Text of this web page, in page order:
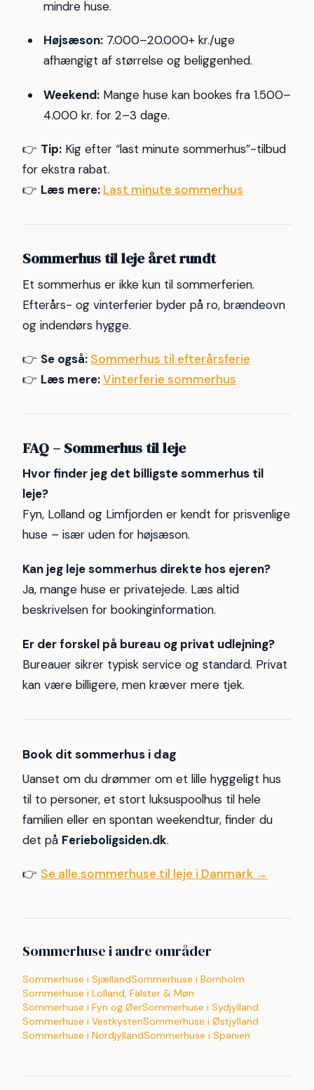
mindre huse.
Højsæson:7.000–20.000+ kr./uge
afhængigt af størrelse og beliggenhed.
Weekend:Mange huse kan bookes fra 1.500–
4.000 kr. for 2–3 dage.
👉 Tip: Kig efter “last minute sommerhus”-tilbud
for ekstra rabat.
👉 Læs mere: Last minute sommerhus
Sommerhus til leje året rundt
Et sommerhus er ikke kun til sommerferien.
Efterårs- og vinterferier byder på ro, brændeovn
og indendørs hygge.
👉 Se også: Sommerhus til efterårsferie
👉 Læs mere:Vinterferie sommerhus
FAQ – Sommerhus til leje
Hvor finder jeg det billigste sommerhus til
leje?
Fyn, Lolland og Limfjorden er kendt for prisvenlige
huse – især uden for højsæson.
Kan jeg leje sommerhus direkte hos ejeren?
Ja, mange huse er privatejede. Læs altid
beskrivelsen for bookinginformation.
Er der forskel på bureau og privat udlejning?
Bureauer sikrer typisk service og standard. Privat
kan være billigere, men kræver mere tjek.
Book dit sommerhus i dag
Uanset om du drømmer om et lille hyggeligt hus
til to personer, et stort luksuspoolhus til hele
familien eller en spontan weekendtur, finder du
det på Ferieboligsiden.dk.
👉 Se alle sommerhuse til leje i Danmark →
Sommerhuse i andre områder
Sommerhuse i SjællandSommerhuse i Bornholm
Sommerhuse i Lolland, Falster & Møn
Sommerhuse i Fyn og ØerSommerhuse i Sydjylland
Sommerhuse i VestkystenSommerhuse i Østjylland
Sommerhuse i NordjyllandSommerhuse i Spanien